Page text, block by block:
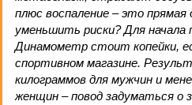
плюс воспаление – это прямая
уменьшить риски? Для начала
Динамометр стоит копейки,
спортивном магазине.
килограммов для мужчин и
женщин – повод задуматься о